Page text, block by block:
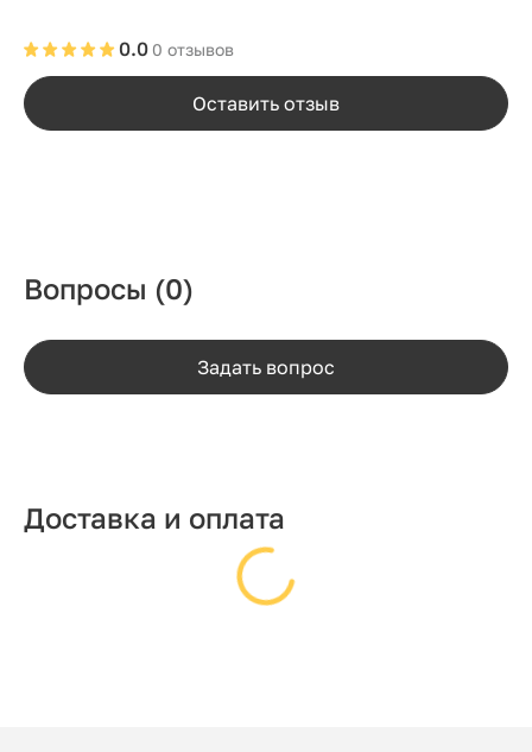
0 отзывов
0.0
Оставить отзыв
Вопросы (0)
Задать вопрос
Доставка и оплата